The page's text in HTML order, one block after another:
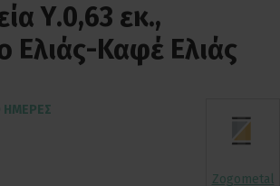
Υ.0,63 εκ.,
Ελιάς-Καφέ Ελιάς
ΗΜΈΡΕΣ
Zogometal